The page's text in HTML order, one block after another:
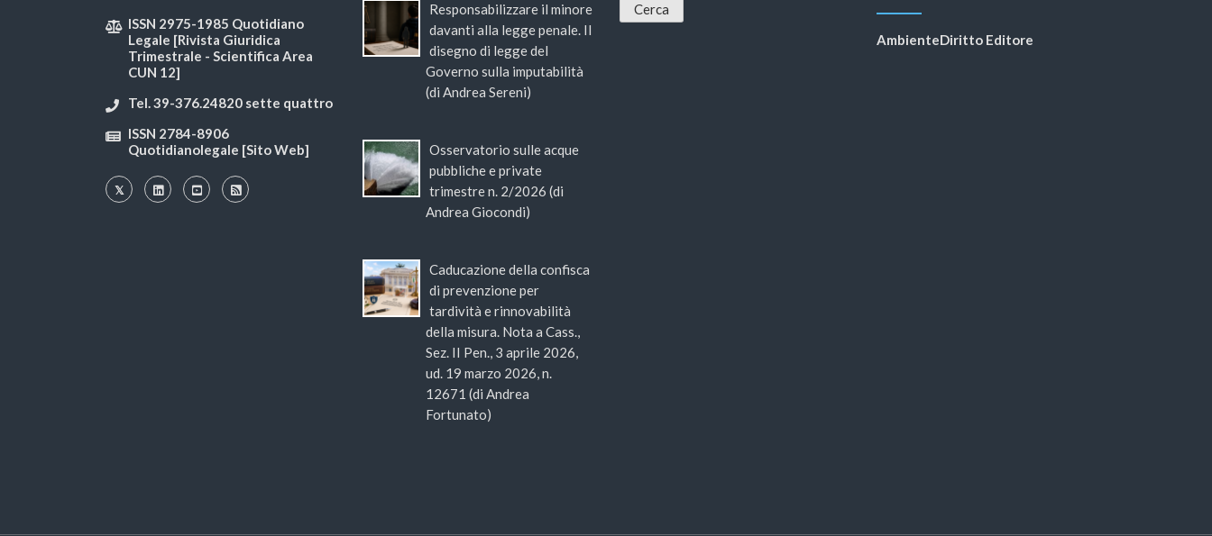
ISSN 2975-1985 Quotidiano
Legale [Rivista Giuridica
Trimestrale - Scientifica Area
CUN 12]
Tel. 39-376.24820 sette quattro
ISSN 2784-8906
Quotidianolegale [Sito Web]
Responsabilizzare il minore
davanti alla legge penale. Il
disegno di legge del
Governo sulla imputabilità
(di Andrea Sereni)
Osservatorio sulle acque
pubbliche e private
trimestre n. 2/2026 (di
Andrea Giocondi)
Caducazione della confisca
di prevenzione per
tardività e rinnovabilità
della misura. Nota a Cass.,
Sez. II Pen., 3 aprile 2026,
ud. 19 marzo 2026, n.
12671 (di Andrea
Fortunato)
AmbienteDiritto Editore